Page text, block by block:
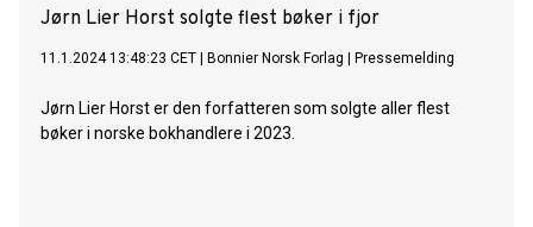
Jørn Lier Horst solgte flest bøker i fjor
11.1.2024 13:48:23 CET Bonnier Norsk Forlag Pressemelding
Jørn Lier Horst er den forfatteren som solgte aller flest
bøker i norske bokhandlere i 2023.